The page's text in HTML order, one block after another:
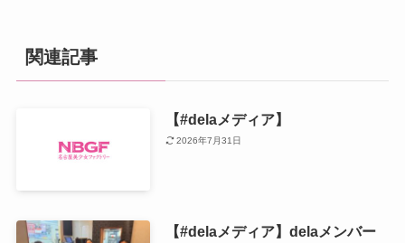
関連記事
【#delaメディア】
2026年7月31日
【#delaメディア】delaメンバー